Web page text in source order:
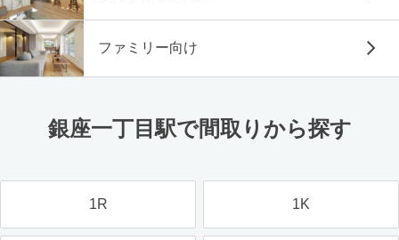
ファミリー向け
銀座一丁目駅で間取りから探す
1R 1K